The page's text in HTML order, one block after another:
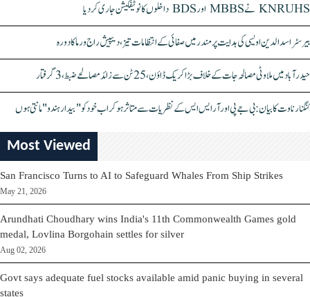
KNRUHS نے MBBS اور BDS داخلوں کا نوٹیفکیشن جاری کر دیا
بیرسٹر اسدالدین اویسی کی ہدایت پر مندر میں صفائی کے انتظامات تیز، دیپیش راج ورما کا دورہ
حیدرآباد میں ملاوٹی مصالحہ جات کے خلاف بڑا کریک ڈاؤن، 25 ٹن سے زائد مصالحے ضبط، 3 گرفتار
کنگنا رناوت کا بیان: بی جے پی اور آر ایس ایس کے نظریات سے متاثر ہو کر اب خود کو "بیدار ہندو" مانتی ہوں
Most Viewed
San Francisco Turns to AI to Safeguard Whales From Ship Strikes
May 21, 2026
Arundhati Choudhary wins India's 11th Commonwealth Games gold
medal, Lovlina Borgohain settles for silver
Aug 02, 2026
Govt says adequate fuel stocks available amid panic buying in several
states